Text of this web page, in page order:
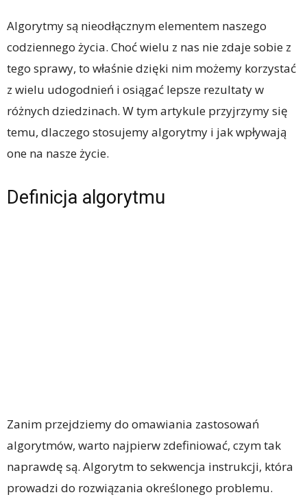
Algorytmy są nieodłącznym elementem naszego
codziennego życia. Choć wielu z nas nie zdaje sobie z
tego sprawy, to właśnie dzięki nim możemy korzystać
z wielu udogodnień i osiągać lepsze rezultaty w
różnych dziedzinach. W tym artykule przyjrzymy się
temu, dlaczego stosujemy algorytmy i jak wpływają
one na nasze życie.
Definicja algorytmu
Zanim przejdziemy do omawiania zastosowań
algorytmów, warto najpierw zdefiniować, czym tak
naprawdę są. Algorytm to sekwencja instrukcji, która
prowadzi do rozwiązania określonego problemu.